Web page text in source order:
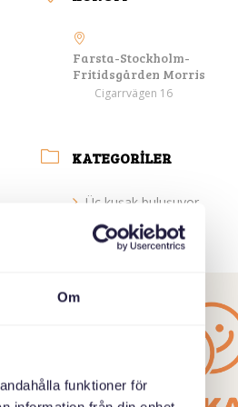
Om
funktioner för
Farsta-Stockholm-
Fritidsgården Morris
Cigarrvägen 16
KATEGORILER
Üç kuşak buluşuyor
ORGANIZATÖR